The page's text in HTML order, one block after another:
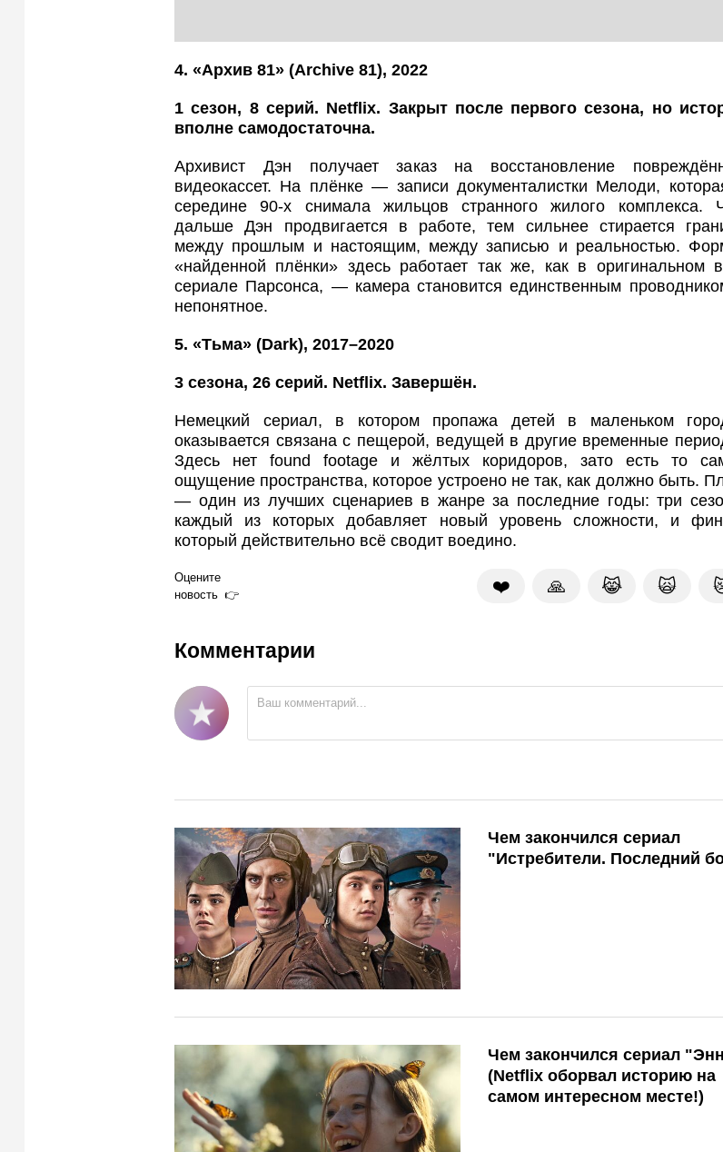
4. «Архив 81» (Archive 81), 2022
1 сезон, 8 серий. Netflix. Закрыт после первого сезона, но
вполне самодостаточна.
Архивист Дэн получает заказ на восстановление
видеокассет. На плёнке — записи документалистки Мелоди,
середине 90-х снимала жильцов странного жилого комплекса.
дальше Дэн продвигается в работе, тем сильнее стирается
между прошлым и настоящим, между записью и реальностью.
«найденной плёнки» здесь работает так же, как в оригинальном
сериале Парсонса, — камера становится единственным
непонятное.
5. «Тьма» (Dark), 2017–2020
3 сезона, 26 серий. Netflix. Завершён.
Немецкий сериал, в котором пропажа детей в маленьком
оказывается связана с пещерой, ведущей в другие временные
Здесь нет found footage и жёлтых коридоров, зато есть то
ощущение пространства, которое устроено не так, как должно быть.
— один из лучших сценариев в жанре за последние годы: три
каждый из которых добавляет новый уровень сложности, и
который действительно всё сводит воедино.
Оцените
новость
❤️ 🙏 😹 🙀
Комментарии
Чем закончился сериал
"Истребители. Последний
Чем закончился сериал
(Netflix оборвал историю на
самом интересном месте!)